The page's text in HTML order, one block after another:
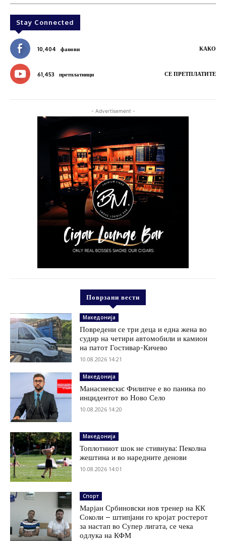
Stay Connected
10,404 фанови КАКО
61,453 претплатници СЕ ПРЕТПЛАТИТЕ
- Advertisement -
Поврзани вести
Македонија
Повредени се три деца и една жена во
судир на четири автомобили и камион
на патот Гостивар-Кичево
10.08.2026 14:21
Македонија
Манасиевски: Филипче е во паника по
инцидентот во Ново Село
10.08.2026 14:20
Македонија
Топлотниот шок не стивнува: Пеколна
жештина и во наредните денови
10.08.2026 14:01
Спорт
Марјан Србиновски нов тренер на КК
Соколи – штипјани го кројат ростерот
за настап во Супер лигата, се чека
одлука на КФМ